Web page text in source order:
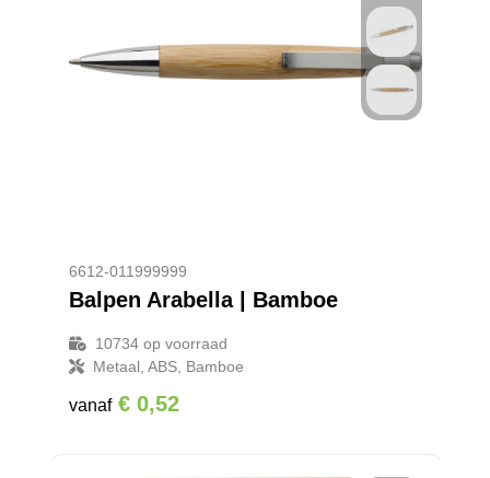
6612-011999999
Balpen Arabella | Bamboe
10734op voorraad
Metaal, ABS, Bamboe
vanaf € 0,52